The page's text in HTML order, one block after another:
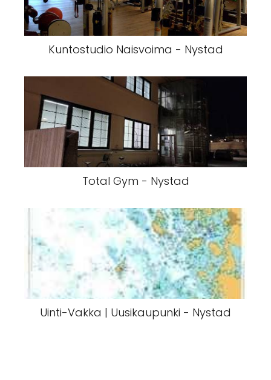
Kuntostudio Naisvoima - Nystad
Total Gym - Nystad
Uinti-Vakka | Uusikaupunki - Nystad